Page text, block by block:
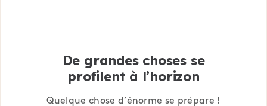
De grandes choses se
profilent à l’horizon
Quelque chose d’énorme se prépare !